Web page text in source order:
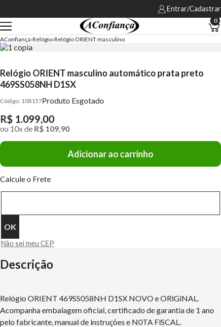
Entrar/Cadastrar
0
AConfiança Relógio Relógio ORIENT masculino
Relógio ORIENT masculino automático prata preto
469SS058NH D1SX
108157Produto Esgotado
R$ 1.099,00
ou 10xde R$ 109,90
Adicionar ao carrinho
Calcule o Frete
Não sei meu CEP
Descrição
Relógio ORIENT 469SS058NH D1SX NOVO e ORlGlNAL.
Acompanha embalagem oficial, certificado de garantia de 1 ano
pelo fabricante, manual de instruções e N0TA FlSCAL.